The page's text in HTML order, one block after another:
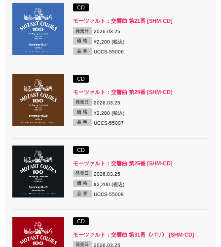
CD
モーツァルト：交響曲 第21番 [SHM-CD]
発売日 2026.03.25
価 格 ¥2,200 (税込)
品 番 UCCS-55006
CD
モーツァルト：交響曲 第28番 [SHM-CD]
発売日 2026.03.25
価 格 ¥2,200 (税込)
品 番 UCCS-55007
CD
モーツァルト：交響曲 第25番 [SHM-CD]
発売日 2026.03.25
価 格 ¥2,200 (税込)
品 番 UCCS-55008
CD
モーツァルト：交響曲 第31番《パリ》 [SHM-CD]
発売日 2026.03.25